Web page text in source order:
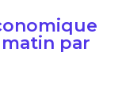
par